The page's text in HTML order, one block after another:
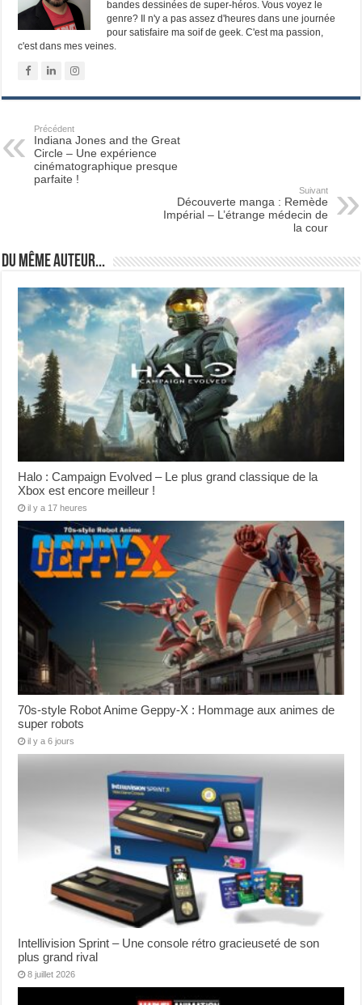
bandes dessinées de super-héros. Vous voyez le
genre? Il n'y a pas assez d'heures dans une journée
pour satisfaire ma soif de geek. C'est ma passion,
c'est dans mes veines.
Précédent
Indiana Jones and the Great
Circle – Une expérience
cinématographique presque
parfaite !
Suivant
Découverte manga : Remède
Impérial – L’étrange médecin de
la cour
Du même auteur...
Halo : Campaign Evolved – Le plus grand classique de la
Xbox est encore meilleur !
il y a 17 heures
70s-style Robot Anime Geppy-X : Hommage aux animes de
super robots
il y a 6 jours
Intellivision Sprint – Une console rétro gracieuseté de son
plus grand rival
8 juillet 2026